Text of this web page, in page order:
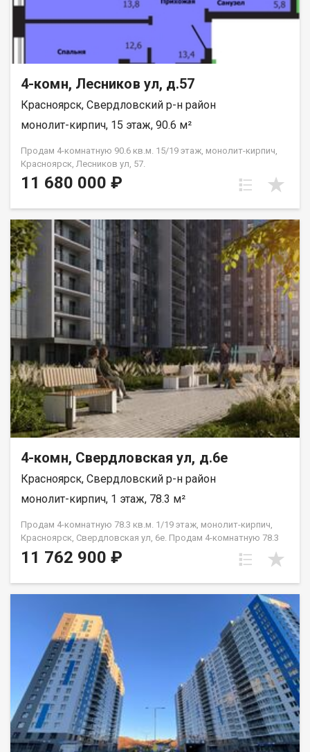
4-комн, Лесников ул, д.57
Красноярск, Свердловский р-н район
монолит-кирпич, 15 этаж, 90.6 м²
Продам 4-комнатную 90.6 кв.м. 15/19 этаж, монолит-кирпич,
Красноярск, Лесников ул, 57.
11 680 000 ₽
4-комн, Свердловская ул, д.6е
Красноярск, Свердловский р-н район
монолит-кирпич, 1 этаж, 78.3 м²
Продам 4-комнатную 78.3 кв.м. 1/19 этаж, монолит-кирпич,
Красноярск, Свердловская ул, 6е. Продам 4-комнатную 78.3
кв.м. 1/19 этаж, монолит-кирпич, Красноярск, Свердловская
ул, 6е.
11 762 900 ₽